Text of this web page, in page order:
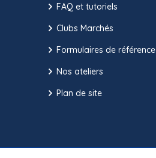
FAQ et tutoriels
Clubs Marchés
Formulaires de référence
Nos ateliers
Plan de site